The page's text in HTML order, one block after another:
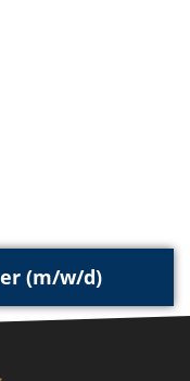
(m/w/d)